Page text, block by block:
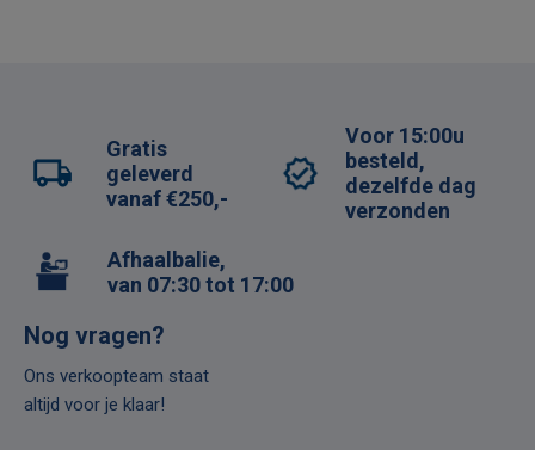
Gratis
geleverd
vanaf €250,-
Voor 15:00u
besteld,
dezelfde dag
verzonden
Afhaalbalie,
van 07:30 tot 17:00
Nog vragen?
Ons verkoopteam staat
altijd voor je klaar!